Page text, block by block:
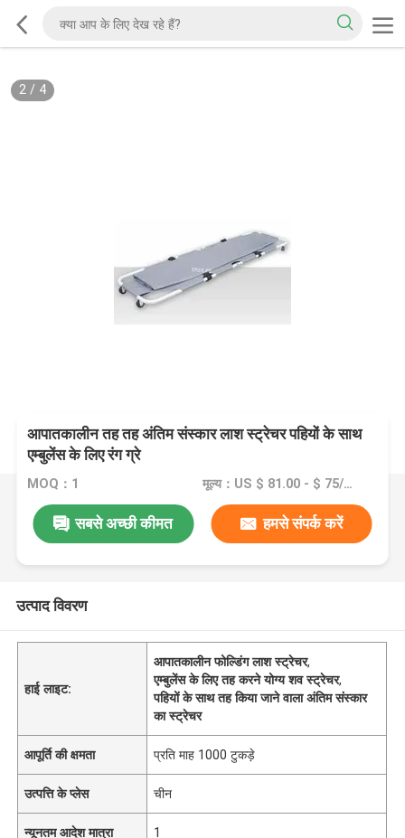
2/ 4
आपातकालीन तह तह अंतिम संस्कार लाश स्ट्रेचर पहियों के साथ
एम्बुलेंस के लिए रंग ग्रे
MOQ：1 मूल्य：US $ 81.00 - $ 75/pcs
सबसे अच्छी कीमत हमसे संपर्क करें
उत्पाद विवरण
हाई लाइट:
आपातकालीन फोल्डिंग लाश स्ट्रेचर,
एम्बुलेंस के लिए तह करने योग्य शव स्ट्रेचर,
पहियों के साथ तह किया जाने वाला अंतिम संस्कार
का स्ट्रेचर
आपूर्ति की क्षमता प्रति माह 1000 टुकड़े
उत्पत्ति के प्लेस चीन
न्यूनतम आदेश मात्रा 1